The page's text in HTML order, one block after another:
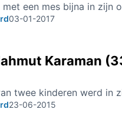
een mes bijna in zijn
03-01-2017
Karaman
twee kinderen werd in
23-06-2015